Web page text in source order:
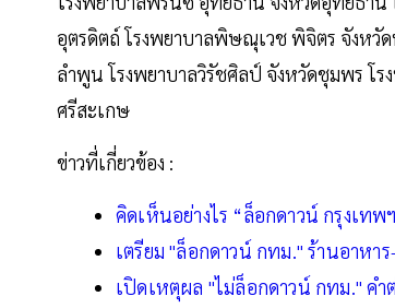
อุตรดิตถ์ โรงพยาบาลพิษณุเวช พิจิตร จังหวั
ลำพูน โรงพยาบาลวิรัชศิลป์ จังหวัดชุมพร โ
ศรีสะเกษ
ข่าวที่เกี่ยวข้อง :
คิดเห็นอย่างไร “ล็อกดาวน์ กรุงเทพ
เตรียม "ล็อกดาวน์ กทม." ร้านอาหา
เปิดเหตุผล "ไม่ล็อกดาวน์ กทม." คำ